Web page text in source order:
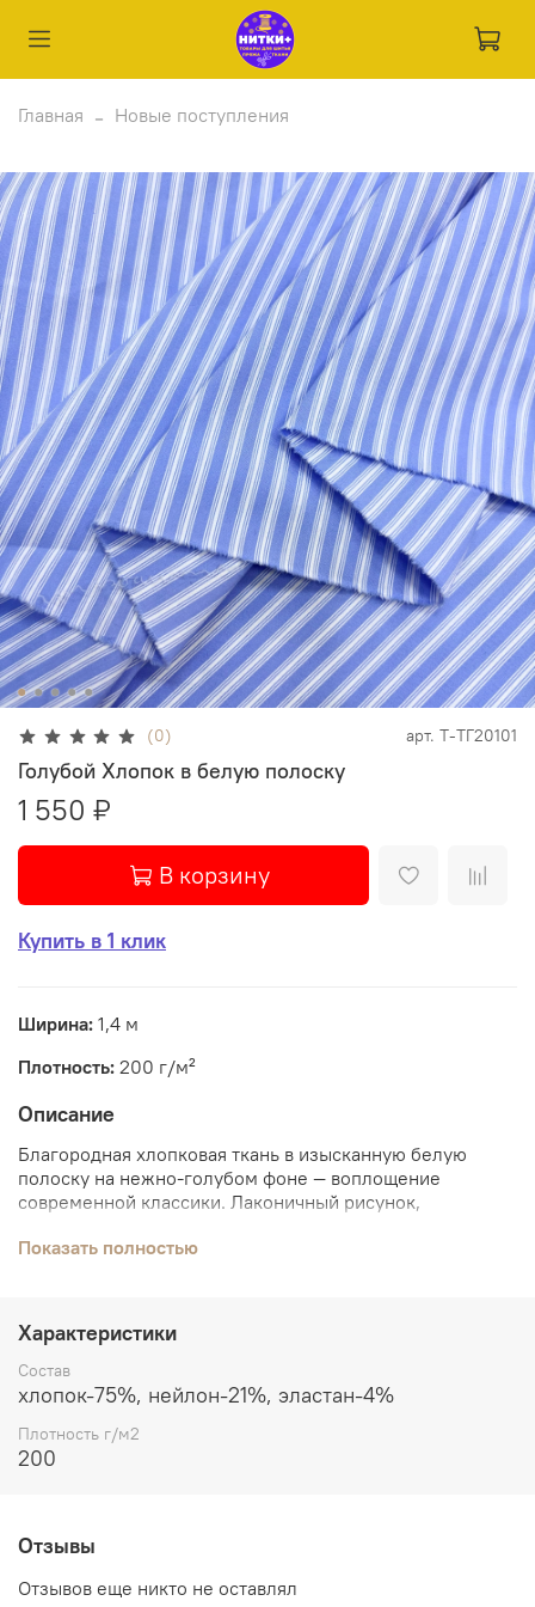
Главная Новые поступления
(0) арт. Т-ТГ20101
Голубой Хлопок в белую полоску
1 550 ₽
В корзину
Купить в 1 клик
Ширина: 1,4 м
Плотность: 200 г/м²
Описание
Благородная хлопковая ткань в изысканную белую
полоску на нежно-голубом фоне — воплощение
современной классики. Лаконичный рисунок,
это полотно идеальным выбором для создания
Благодаря высокому содержанию хлопка ткань
обладает превосходной воздухопроницаемостью и
приятной, мягкой фактурой. Нейлон повышает
прочность и устойчивость к повседневному
использованию, а небольшое количество эластана
обеспечивает комфортную посадку изделий и
Почему стоит выбрать эту ткань?
Премиальный состав (75% хлопок, 21% нейлон, 4%
Показать полностью
Характеристики
Состав
хлопок-75%, нейлон-21%, эластан-4%
Плотность г/м2
200
Отзывы
Отзывов еще никто не оставлял